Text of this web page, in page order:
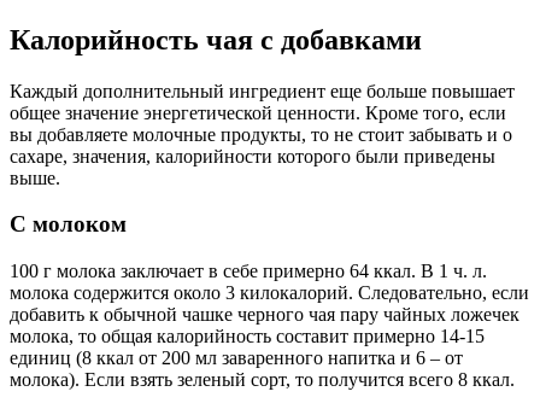
Калорийность чая с добавками
Каждый дополнительный ингредиент еще больше повышает
общее значение энергетической ценности. Кроме того, если
вы добавляете молочные продукты, то не стоит забывать и о
сахаре, значения, калорийности которого были приведены
выше.
С молоком
100 г молока заключает в себе примерно 64 ккал. В 1 ч. л.
молока содержится около 3 килокалорий. Следовательно, если
добавить к обычной чашке черного чая пару чайных ложечек
молока, то общая калорийность составит примерно 14-15
единиц (8 ккал от 200 мл заваренного напитка и 6 – от
молока). Если взять зеленый сорт, то получится всего 8 ккал.